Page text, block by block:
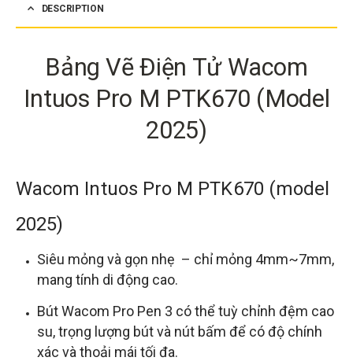
DESCRIPTION
Bảng Vẽ Điện Tử Wacom
Intuos Pro M PTK670 (Model
2025)
Wacom Intuos Pro M PTK670 (model
2025)
Siêu mỏng và gọn nhẹ – chỉ mỏng 4mm~7mm,
mang tính di động cao.
Bút Wacom Pro Pen 3 có thể tuỳ chỉnh đệm cao
su, trọng lượng bút và nút bấm để có độ chính
xác và thoải mái tối đa.